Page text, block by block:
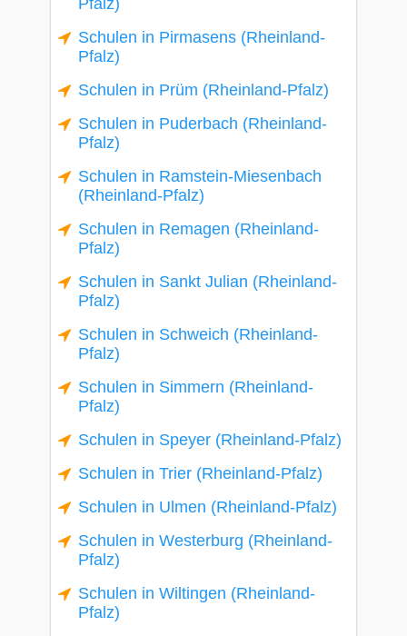
Pfalz)
Schulen in Pirmasens (Rheinland-
Pfalz)
Schulen in Prüm (Rheinland-Pfalz)
Schulen in Puderbach (Rheinland-
Pfalz)
Schulen in Ramstein-Miesenbach
(Rheinland-Pfalz)
Schulen in Remagen (Rheinland-
Pfalz)
Schulen in Sankt Julian (Rheinland-
Pfalz)
Schulen in Schweich (Rheinland-
Pfalz)
Schulen in Simmern (Rheinland-
Pfalz)
Schulen in Speyer (Rheinland-Pfalz)
Schulen in Trier (Rheinland-Pfalz)
Schulen in Ulmen (Rheinland-Pfalz)
Schulen in Westerburg (Rheinland-
Pfalz)
Schulen in Wiltingen (Rheinland-
Pfalz)